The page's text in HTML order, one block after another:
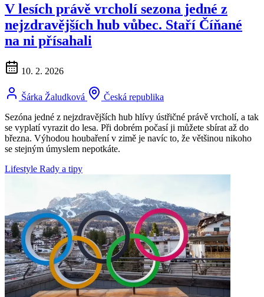
V lesích právě vrcholí sezona jedné z
nejzdravějších hub vůbec. Staří Číňané
na ni přísahali
10. 2. 2026
Šárka Žaludková
Česká republika
Sezóna jedné z nejzdravějších hub hlívy ústřičné právě vrcholí, a tak
se vyplatí vyrazit do lesa. Při dobrém počasí ji můžete sbírat až do
března. Výhodou houbaření v zimě je navíc to, že většinou nikoho
se stejným úmyslem nepotkáte.
Lifestyle Rady a tipy